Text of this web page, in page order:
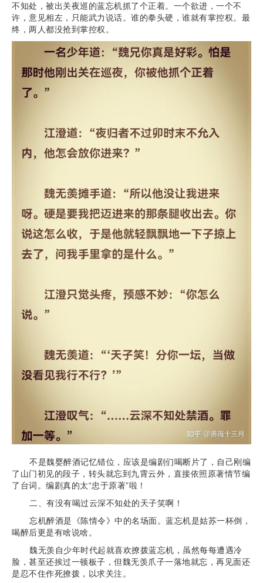
不知处，被出关夜巡的蓝忘机抓了个正着。一个欲进，一个不
许，意见相左，只能武力说话。谁的拳头硬，谁就有掌控权。最
终，两人都没抢到掌控权。
不是魏婴醉酒记忆错位，应该是编剧们喝断片了，自己刚编
了山门初见的段子，转头就忘到九霄云外，直接依照原著情节编
了台词。编剧真的太“忠于原著”啦！
二、有没有喝过云深不知处的天子笑啊！
忘机醉酒是《陈情令》中的名场面。蓝忘机是姑苏一杯倒，
喝醉后更是有啥说啥。
魏无羡自少年时代起就喜欢撩拨蓝忘机，虽然每每遭遇冷
脸，甚至还挨过一顿板子，但魏无羡爪子一落地就忘，再见面还
是忍不住作死撩拨，以求关注。